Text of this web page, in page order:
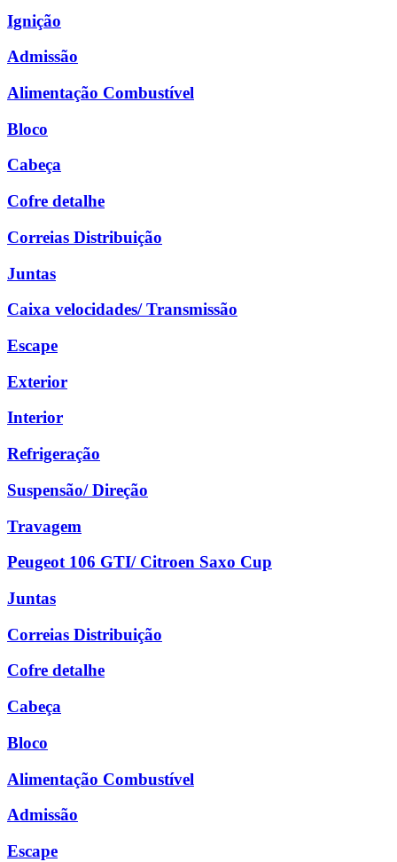
Ignição
Admissão
Alimentação Combustível
Bloco
Cabeça
Cofre detalhe
Correias Distribuição
Juntas
Caixa velocidades/ Transmissão
Escape
Exterior
Interior
Refrigeração
Suspensão/ Direção
Travagem
Peugeot 106 GTI/ Citroen Saxo Cup
Juntas
Correias Distribuição
Cofre detalhe
Cabeça
Bloco
Alimentação Combustível
Admissão
Escape